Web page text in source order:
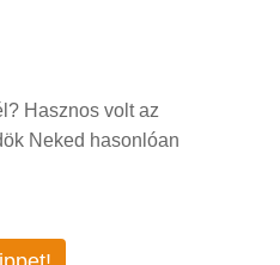
Hasznos volt az
Neked hasonlóan